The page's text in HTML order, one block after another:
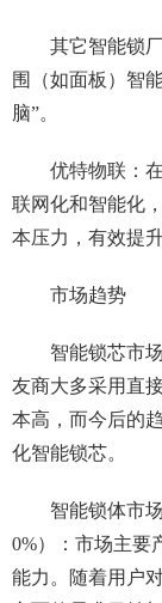
其它智能锁
围（如面板）智
脑”。
优特物联：
联网化和智能化
本压力，有效提
市场趋势
智能锁芯市
友商大多采用直
本高，而今后的
化智能锁芯。
智能锁体市
0%）：市场主要
能力。随着用户